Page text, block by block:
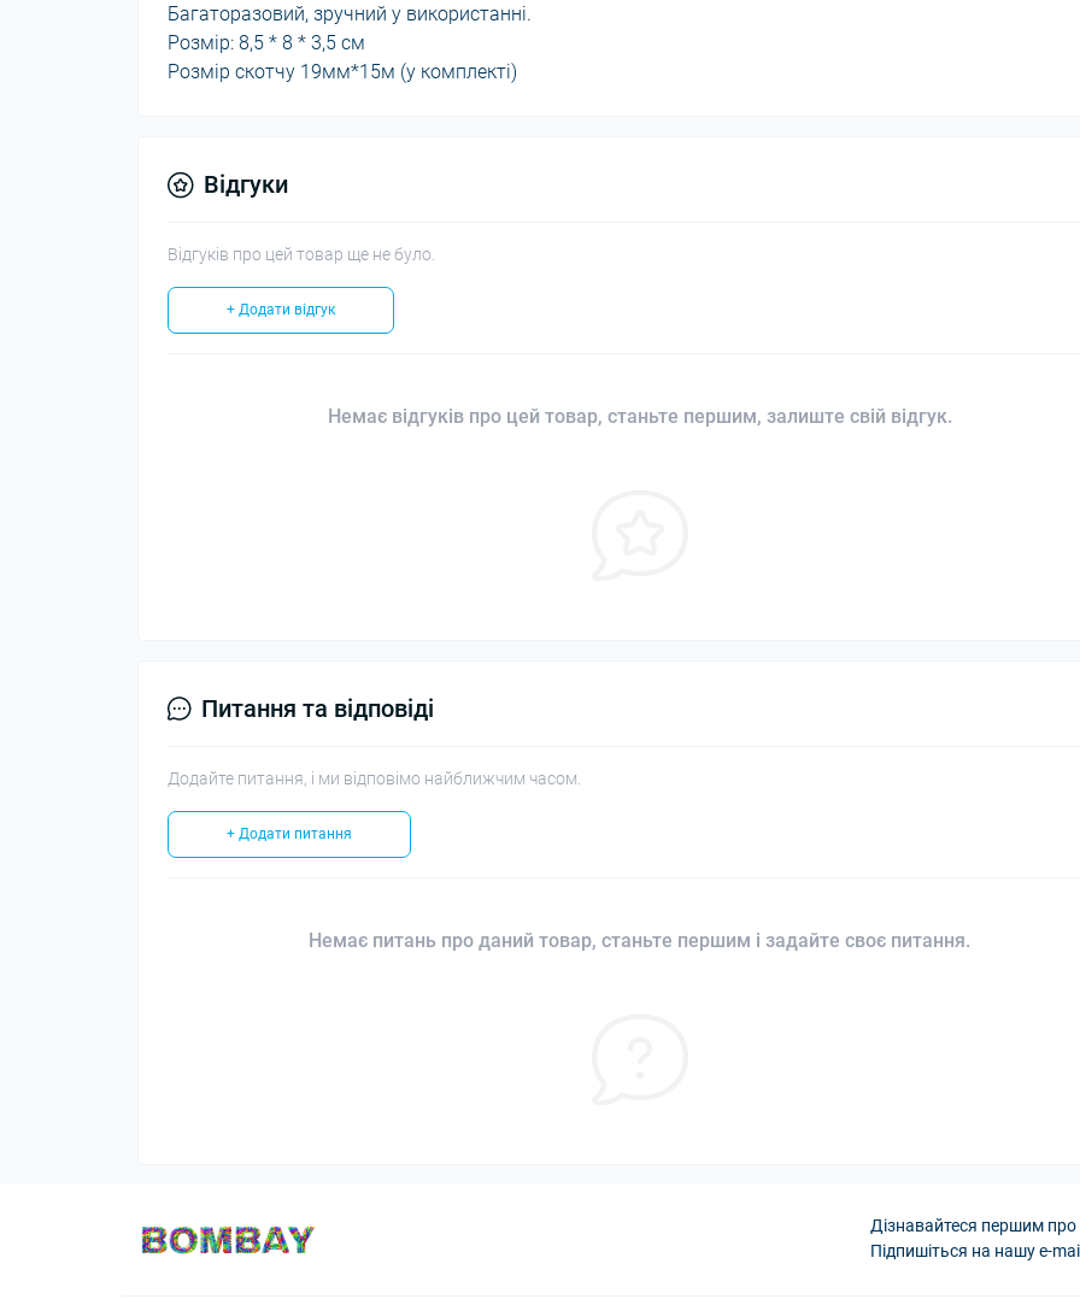
Багаторазовий, зручний у використанні.
Розмір: 8,5 * 8 * 3,5 см
Розмір скотчу 19мм*15м (у комплекті)
Відгуки
Відгуків про цей товар ще не було.
+ Додати відгук
Немає відгуків про цей товар, станьте першим, залиште свій відгук.
Питання та відповіді
Додайте питання, і ми відповімо найближчим часом.
+ Додати питання
Немає питань про даний товар, станьте першим і задайте своє питання.
Дізнавайтеся першим про
Підпишіться на нашу e-